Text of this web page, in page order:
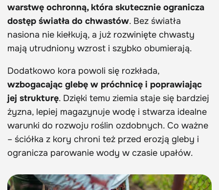
warstwę ochronną, która skutecznie ogranicza
dostęp światła do chwastów. Bez światła
nasiona nie kiełkują, a już rozwinięte chwasty
mają utrudniony wzrost i szybko obumierają.
Dodatkowo kora powoli się rozkłada,
wzbogacając glebę w próchnicę i poprawiając
jej strukturę. Dzięki temu ziemia staje się bardziej
żyzna, lepiej magazynuje wodę i stwarza idealne
warunki do rozwoju roślin ozdobnych. Co ważne
– ściółka z kory chroni też przed erozją gleby i
ogranicza parowanie wody w czasie upałów.